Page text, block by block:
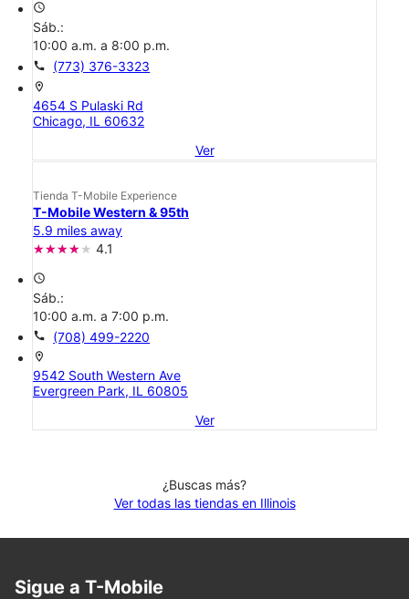
access_time
Sáb.:
10:00 a.m. a 8:00 p.m.
call (773) 376-3323
location_on
4654 S Pulaski Rd
Chicago, IL 60632
Ver
Tienda T-Mobile Experience
T-Mobile Western & 95th
5.9 miles away
4.1
access_time
Sáb.:
10:00 a.m. a 7:00 p.m.
call (708) 499-2220
location_on
9542 South Western Ave
Evergreen Park, IL 60805
Ver
¿Buscas más?
Ver todas las tiendas en Illinois